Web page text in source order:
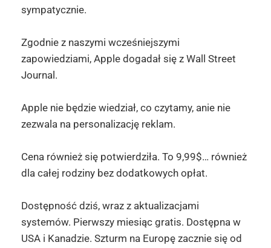
sympatycznie.
Zgodnie z naszymi wcześniejszymi
zapowiedziami, Apple dogadał się z Wall Street
Journal.
Apple nie będzie wiedział, co czytamy, anie nie
zezwala na personalizację reklam.
Cena również się potwierdziła. To 9,99$… również
dla całej rodziny bez dodatkowych opłat.
Dostępność dziś, wraz z aktualizacjami
systemów. Pierwszy miesiąc gratis. Dostępna w
USA i Kanadzie. Szturm na Europę zacznie się od